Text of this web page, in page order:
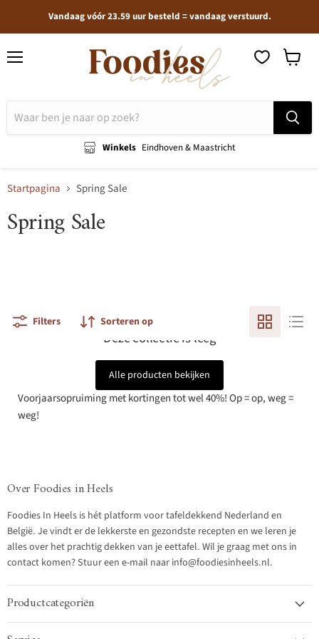
Vandaag vóór 23.59 uur besteld = vandaag verstuurd.
Winkels Eindhoven & Maastricht
Startpagina Spring Sale
Spring Sale
Filters Sorteren op
Deze collectie is leeg
Alle producten bekijken
Voorjaarsopruiming met kortingen tot wel 40%! Op = op, weg =
weg!
Over Foodies in Heels
Foodies In Heels is hét platform voor tafeldekkend Nederland en
België. Je vindt er de lekkerste en gezondste recepten en we leren je
alles over het prachtig dekken van je eettafel. Wil je graag met ons in
contact komen? Stuur een e-mail naar info@foodiesinheels.nl.
Productcategoriën